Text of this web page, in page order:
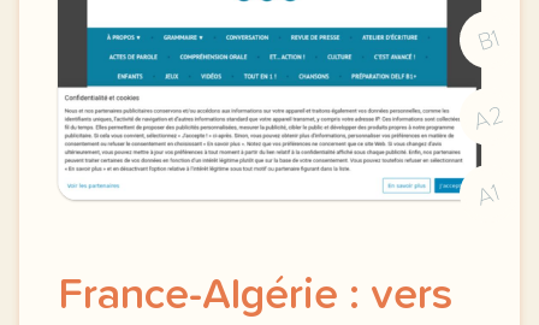
B1
A2
A1
France-Algérie : vers